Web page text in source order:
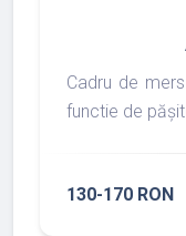
Cadru de
functie de
130-170 RON